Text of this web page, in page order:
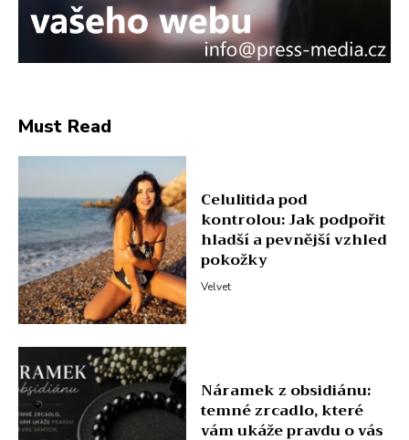
Must Read
Celulitida pod
kontrolou: Jak podpořit
hladší a pevnější vzhled
pokožky
Velvet
Náramek z obsidiánu:
temné zrcadlo, které
vám ukáže pravdu o vás